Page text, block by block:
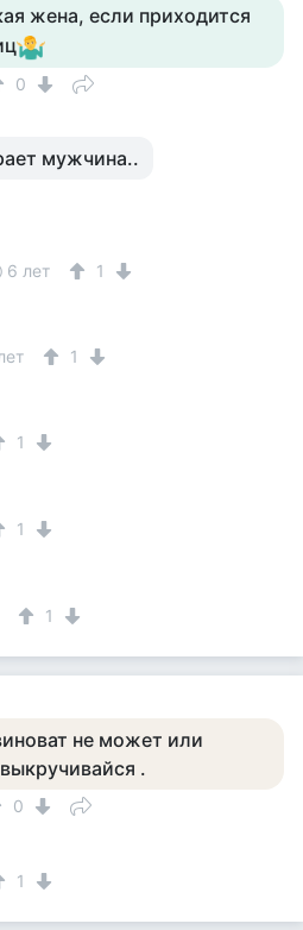
жена, если приходится
0
мужчина..
6 лет 1
1
1
1
1
не может или
.
0
1